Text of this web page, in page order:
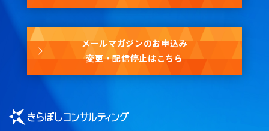
メールマガジンのお申込み
変更・配信停止はこちら